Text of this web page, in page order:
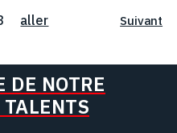
aller Suivant
DE NOTRE